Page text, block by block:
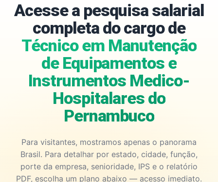
Acesse a pesquisa salarial
completa do cargo de
Técnico em Manutenção
de Equipamentos e
Instrumentos Medico-
Hospitalares do
Pernambuco
Para visitantes, mostramos apenas o panorama
Brasil. Para detalhar por estado, cidade, função,
porte da empresa, senioridade, IPS e o relatório
PDF, escolha um plano abaixo — acesso imediato.